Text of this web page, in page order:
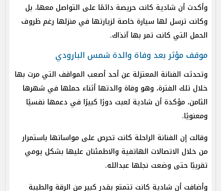
وأكدت أن شادية كانت حريصة دائمًا على التواصل معها، بل
وكانت ترسل لها سيارة خاصة لزيارتها في منزلها رغم ظروف
الحمل التي كانت تمر بها آنذاك.
موقف مؤثر بعد وفاة والدة شمس البارودي
وتحدثت الفنانة المعتزلة عن أحد أصعب المواقف التي مرت بها
خلال تلك الفترة، وهو وفاة والدتها أثناء حملها في شهرها
الثامن، مؤكدة أن شادية لعبت دورًا كبيرًا في دعمها نفسيًا
ومعنويًا.
وقالت إن الفنانة الراحلة كانت تحرص على مواساتها باستمرار
من خلال الاتصالات الهاتفية والاطمئنان عليها بشكل يومي
تقريبًا حتى وضعت نجلها عبدالله.
وأضافت أن شادية كانت تتمتع بقدر كبير من الرقة والطيبة